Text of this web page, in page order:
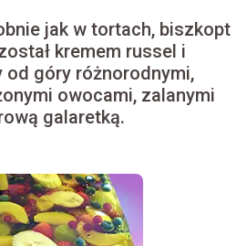
jak w tortach, biszkopt
kremem russel i
od góry różnorodnymi,
owocami, zalanymi
galaretką.